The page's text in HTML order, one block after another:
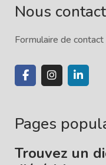
Nous
Formulaire de contact
Pages
Trouvez un